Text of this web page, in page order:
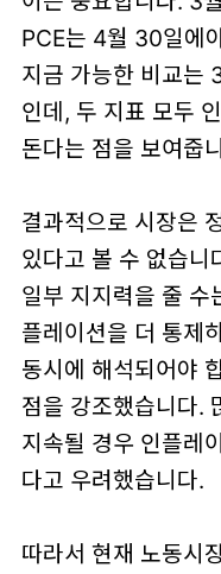
PCE는 4월 30일에
지금 가능한 비교는
인데, 두 지표 모두
돈다는 점을 보여줍
결과적으로 시장은
있다고 볼 수 없습니
일부 지지력을 줄 수
플레이션을 더 통제
동시에 해석되어야
점을 강조했습니다.
지속될 경우 인플레
다고 우려했습니다.
따라서 현재 노동시